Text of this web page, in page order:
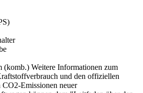
(komb.) Weitere Informationen zum
und den offiziellen
CO2-Emissionen neuer